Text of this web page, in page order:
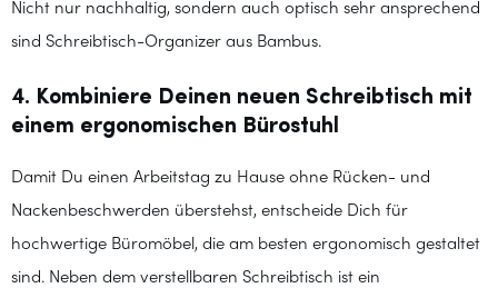
Nicht nur nachhaltig, sondern auch optisch sehr ansprechend
sind Schreibtisch-Organizer aus Bambus.
4. Kombiniere Deinen neuen Schreibtisch mit
einem ergonomischen Bürostuhl
Damit Du einen Arbeitstag zu Hause ohne Rücken- und
Nackenbeschwerden überstehst, entscheide Dich für
hochwertige Büromöbel, die am besten ergonomisch gestaltet
sind. Neben dem verstellbaren Schreibtisch ist ein